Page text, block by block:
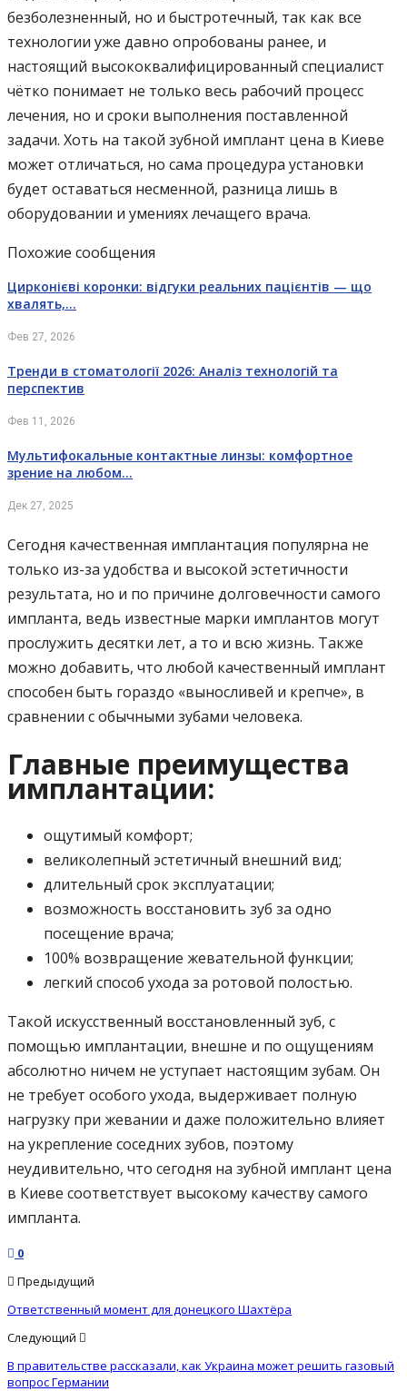
безболезненный, но и быстротечный, так как все
технологии уже давно опробованы ранее, и
настоящий высококвалифицированный специалист
чётко понимает не только весь рабочий процесс
лечения, но и сроки выполнения поставленной
задачи. Хоть на такой зубной имплант цена в Киеве
может отличаться, но сама процедура установки
будет оставаться несменной, разница лишь в
оборудовании и умениях лечащего врача.
Похожие сообщения
Цирконієві коронки: відгуки реальних пацієнтів — що
хвалять,…
Фев 27, 2026
Тренди в стоматології 2026: Аналіз технологій та
перспектив
Фев 11, 2026
Мультифокальные контактные линзы: комфортное
зрение на любом…
Дек 27, 2025
Сегодня качественная имплантация популярна не
только из-за удобства и высокой эстетичности
результата, но и по причине долговечности самого
импланта, ведь известные марки имплантов могут
прослужить десятки лет, а то и всю жизнь. Также
можно добавить, что любой качественный имплант
способен быть гораздо «выносливей и крепче», в
сравнении с обычными зубами человека.
Главные преимущества
имплантации:
ощутимый комфорт;
великолепный эстетичный внешний вид;
длительный срок эксплуатации;
возможность восстановить зуб за одно
посещение врача;
100% возвращение жевательной функции;
легкий способ ухода за ротовой полостью.
Такой искусственный восстановленный зуб, с
помощью имплантации, внешне и по ощущениям
абсолютно ничем не уступает настоящим зубам. Он
не требует особого ухода, выдерживает полную
нагрузку при жевании и даже положительно влияет
на укрепление соседних зубов, поэтому
неудивительно, что сегодня на зубной имплант цена
в Киеве соответствует высокому качеству самого
импланта.
0
Предыдущий
Ответственный момент для донецкого Шахтёра
Следующий
В правительстве рассказали, как Украина может решить газовый
вопрос Германии